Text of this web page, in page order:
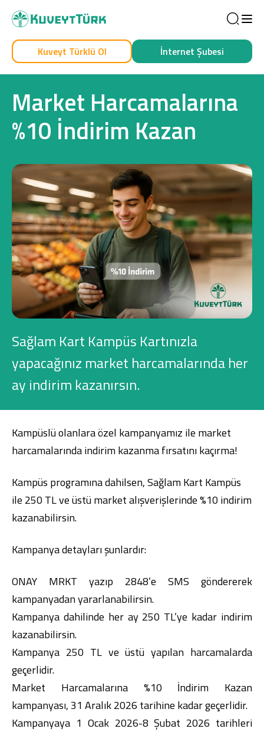
Kendim İçin
Dijital Bankacılık Hakkımızda Finans Portalı
Yatırımcı İlişkileri
Şube ve ATM’ler
Englishالعربية
İşim İçin
Dijital Bankacılık
Şube ve ATM’ler
İletişim
Ürün ve Hizmet Ücretleri
Englishالعربية
Sağlam Kart
Araç Finansmanı
Konut Finansmanı
Yatırım Fonları
Ticari Kartlar
Tarım Finansmanı
Leasing
Kuveyt Türklü Ol İnternet Şubesi
Market Harcamalarına
%10 İndirim Kazan
Sağlam Kart Kampüs Kartınızla
yapacağınız market harcamalarında her
ay indirim kazanırsın.
Kampüslü olanlara özel kampanyamız ile market
harcamalarında indirim kazanma fırsatını kaçırma!
Kampüs programına dahilsen,Sağlam Kart Kampüs
ile 250 TL ve üstü market alışverişlerinde %10 indirim
kazanabilirsin.
Kampanya detayları şunlardır:
ONAY MRKT yazıp 2848’e SMS göndererek
kampanyadan yararlanabilirsin.
Kampanya dahilinde her ay 250 TL’ye kadar indirim
kazanabilirsin.
Kampanya 250 TL ve üstü yapılan harcamalarda
geçerlidir.
Market Harcamalarına %10 İndirim Kazan
kampanyası, 31 Aralık 2026 tarihine kadar geçerlidir.
Kampanyaya 1 Ocak 2026-8 Şubat 2026 tarihleri